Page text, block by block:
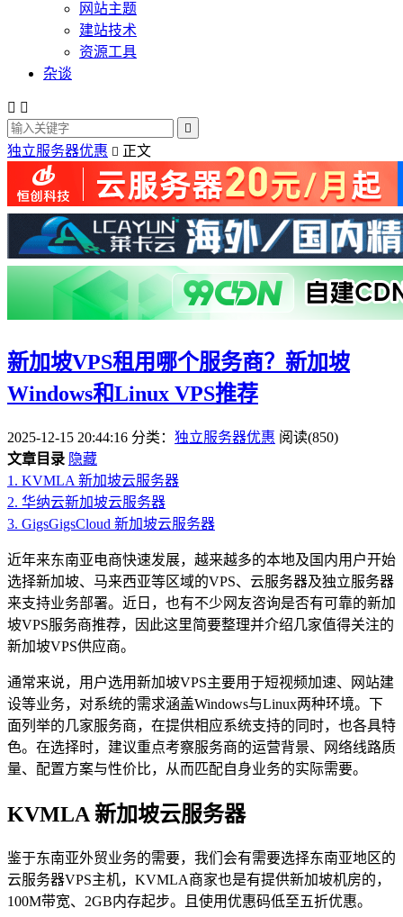
网站主题
建站技术
资源工具
杂谈
 

独立服务器优惠  正文
新加坡VPS租用哪个服务商？新加坡
Windows和Linux VPS推荐
2025-12-15 20:44:16 分类： 独立服务器优惠 阅读(850)
文章目录 隐藏
1. KVMLA 新加坡云服务器
2. 华纳云新加坡云服务器
3. GigsGigsCloud 新加坡云服务器
近年来东南亚电商快速发展，越来越多的本地及国内用户开始
选择新加坡、马来西亚等区域的VPS、云服务器及独立服务器
来支持业务部署。近日，也有不少网友咨询是否有可靠的新加
坡VPS服务商推荐，因此这里简要整理并介绍几家值得关注的
新加坡VPS供应商。
通常来说，用户选用新加坡VPS主要用于短视频加速、网站建
设等业务，对系统的需求涵盖Windows与Linux两种环境。下
面列举的几家服务商，在提供相应系统支持的同时，也各具特
色。在选择时，建议重点考察服务商的运营背景、网络线路质
量、配置方案与性价比，从而匹配自身业务的实际需要。
KVMLA 新加坡云服务器
鉴于东南亚外贸业务的需要，我们会有需要选择东南亚地区的
云服务器VPS主机，KVMLA商家也是有提供新加坡机房的，
100M带宽、2GB内存起步。且使用优惠码低至五折优惠。